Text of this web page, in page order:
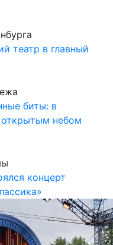
театр в главный
биты: в
небом
концерт